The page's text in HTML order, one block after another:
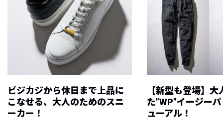
ビジカジから休日まで上品に
こなせる、大人のためのスニ
ーカー！
【新型も登場】大
た”WP”イージー
ューアル！